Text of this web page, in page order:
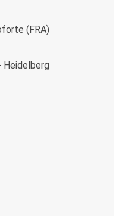
(FRA)
Heidelberg